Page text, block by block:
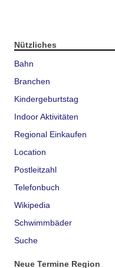
Nützliches
Bahn
Branchen
Kindergeburtstag
Indoor Aktivitäten
Regional Einkaufen
Location
Postleitzahl
Telefonbuch
Wikipedia
Schwimmbäder
Suche
Neue Termine Region